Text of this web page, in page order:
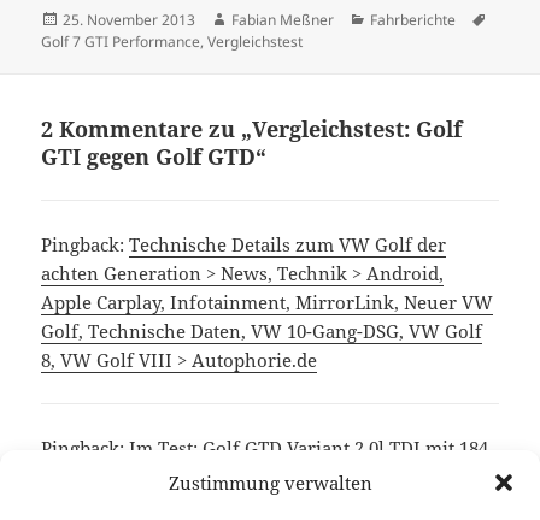
Zustimmung verwalten
Veröffentlicht
am
25. November 2013 Autor
Fabian Meßner Kategorien
Fahrberichte
Golf 7 GTI Performance,Vergleichstest
2 Kommentare zu „Vergleichstest: Golf
GTI gegen Golf GTD“
Pingback:Technische Details zum VW Golf der
achten Generation > News, Technik > Android,
Apple Carplay, Infotainment, MirrorLink, Neuer VW
Golf, Technische Daten, VW 10-Gang-DSG, VW Golf
8, VW Golf VIII > Autophorie.de
Pingback:Im Test: Golf GTD Variant 2,0l TDI mit 184
PS - 1300ccm.de